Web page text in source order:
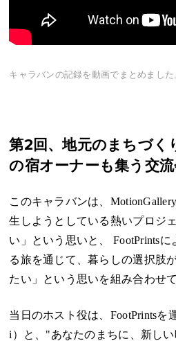
キャラバンの記録を動画でまとめまし
第2回、地元のまちづく
の宿オーナーも集う交
このキャラバンは、
生しようとしている熱いプロジ
い」という思いと、 FootPrintsに
る旅を通じて、暮らしの選択肢
たい」という思いを組み合わせ
当日のホスト役は、FootPrintsを
i）と、"あなたのまちに、新し